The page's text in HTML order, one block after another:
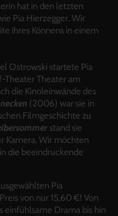
hat in den letzten
Pia Hierzegger. Wir
ihres Könnens in einem
Ostrowski startete Pia
Theater Theater am
die Kinoleinwände des
(2006) war sie in
Filmgeschichte zu
stand sie
Kamera. Wir möchten
die beeindruckende
Pia
von nur 15,60 €! Von
einfühlsame Drama bis hin